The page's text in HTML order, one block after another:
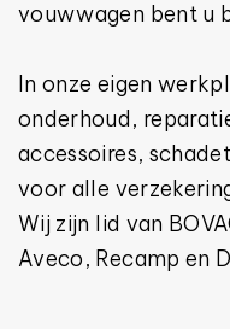
vouwwagen bent u
In onze eigen
onderhoud,
accessoires,
voor alle
Wij zijn lid van
Aveco, Recamp en